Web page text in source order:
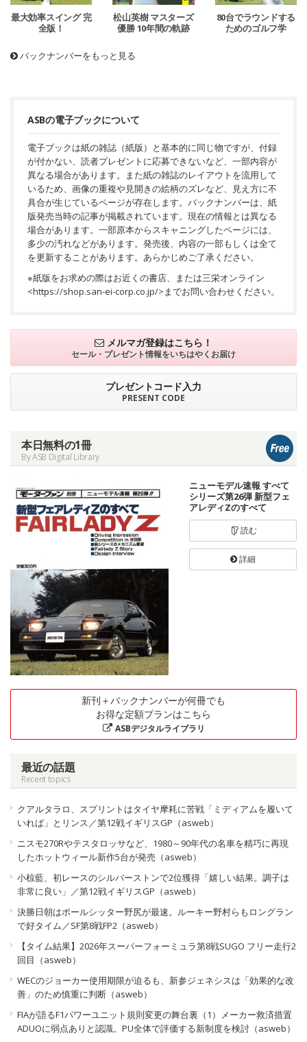
最大効率スイング 完
全版！
松山英樹 マスターズ
優勝 10年間の軌跡
80台でラウンドする
ためのゴルフ学
バックナンバーをもっと見る
ASBの電子ブックについて
電子ブックは紙の雑誌（紙版）と基本的に同じ物ですが、付録
が付かない、読者プレゼントに応募できないなど、一部内容が
異なる場合があります。また紙の雑誌のレイアウトを流用して
いるため、画像の重複や見開きの絵柄のズレなど、見え方に不
具合が生じているページが存在します。バックナンバーは、紙
版発売当時の記事が掲載されています。現在の情報とは異なる
場合があります。一部原本からスキャニングしたページには、
多少の汚れなどがあります。発売後、内容の一部もしくは全て
を更新することがあります。あらかじめご了承ください。
※紙版をお求めの際はお近くの書店、または三栄オンライン
<https://shop.san-ei-corp.co.jp/>までお問い合わせください。
メルマガ登録はこちら！
セール・プレゼント情報をいちはやくお届け
プレゼントコード入力
PRESENT CODE
本日無料の1冊
By ASB Digital Library
ニューモデル速報 すべて
シリーズ第26弾 新型フェ
アレディZのすべて
読む
詳細
新刊＋バックナンバーが何冊でも
お得な定額プランはこちら
ASBデジタルライブラリ
最近の話題
Recent topics
クアルタラロ、スプリントはタイヤ摩耗に苦戦「ミディアムを履いて
いれば」とリンス／第12戦イギリスGP（asweb）
ニスモ270Rやテスタロッサなど、1980～90年代の名車を精巧に再現
したホットウィール新作5台が発売（asweb）
小椋藍、初レースのシルバーストンで2位獲得「嬉しい結果。調子は
非常に良い」／第12戦イギリスGP（asweb）
決勝日朝はポールシッター野尻が最速。ルーキー野村らもロングラン
で好タイム／SF第8戦FP2（asweb）
【タイム結果】2026年スーパーフォーミュラ第8戦SUGO フリー走行2
回目（asweb）
WECのジョーカー使用期限が迫るも、新参ジェネシスは「効果的な改
善」のため慎重に判断（asweb）
FIAが語るF1パワーユニット規則変更の舞台裏（1）メーカー救済措置
ADUOに弱点ありと認識。PU全体で評価する新制度を検討（asweb）